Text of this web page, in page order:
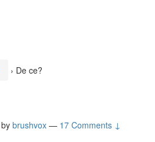
› De ce?
by brushvox — 17 Comments ↓